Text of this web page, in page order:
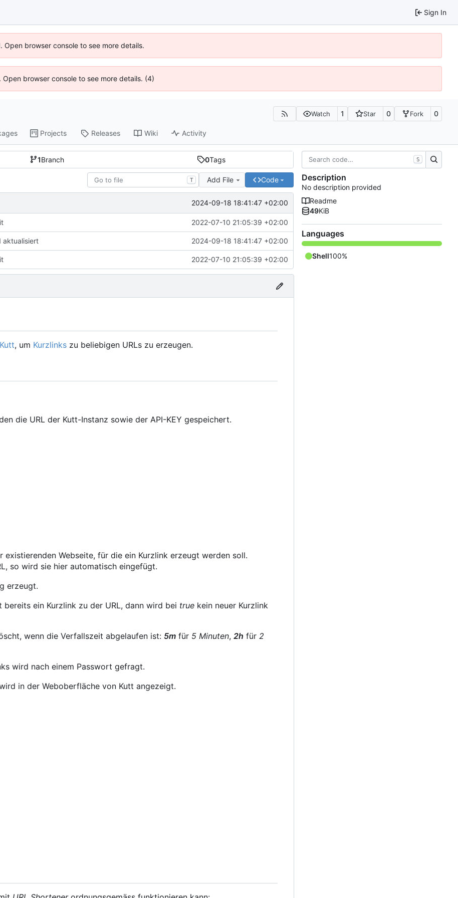
Sign In
browser console to see more details.
browser console to see more details. (4)
Watch 1 Star 0 Fork 0
Projects Releases Wiki Activity
1Branch 0Tags
T Add File Code
2024-09-18 18:41:47 +02:00
2022-07-10 21:05:39 +02:00
aktualisiert 2024-09-18 18:41:47 +02:00
2022-07-10 21:05:39 +02:00
Kutt, um Kurzlinks zu beliebigen URLs zu erzeugen.
die URL der Kutt-Instanz sowie der API-KEY gespeichert.
existierenden Webseite, für die ein Kurzlink erzeugt werden soll.
so wird sie hier automatisch eingefügt.
erzeugt.
ein Kurzlink zu der URL, dann wird bei true kein neuer Kurzlink
wenn die Verfallszeit abgelaufen ist: 5m für 5 Minuten, 2h für 2
wird nach einem Passwort gefragt.
in der Weboberfläche von Kutt angezeigt.
S
Description
No description provided
Readme
49KiB
Languages
Shell100%